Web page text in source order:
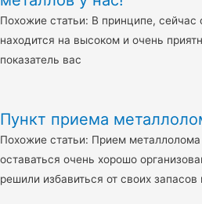
Похожие статьи: В принципе, сейчас
находится на высоком и очень
показатель вас
Пункт приема
Похожие статьи: Прием
оставаться очень хорошо
решили избавиться от своих